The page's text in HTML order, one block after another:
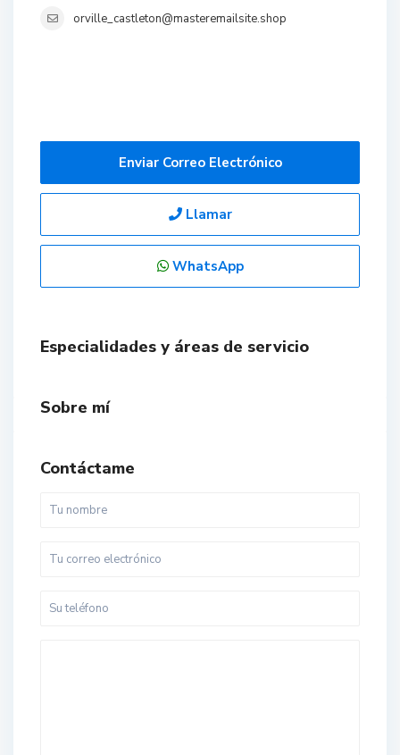
orville_castleton@masteremailsite.shop
Enviar Correo Electrónico
Llamar
WhatsApp
Especialidades y áreas de servicio
Sobre mí
Contáctame